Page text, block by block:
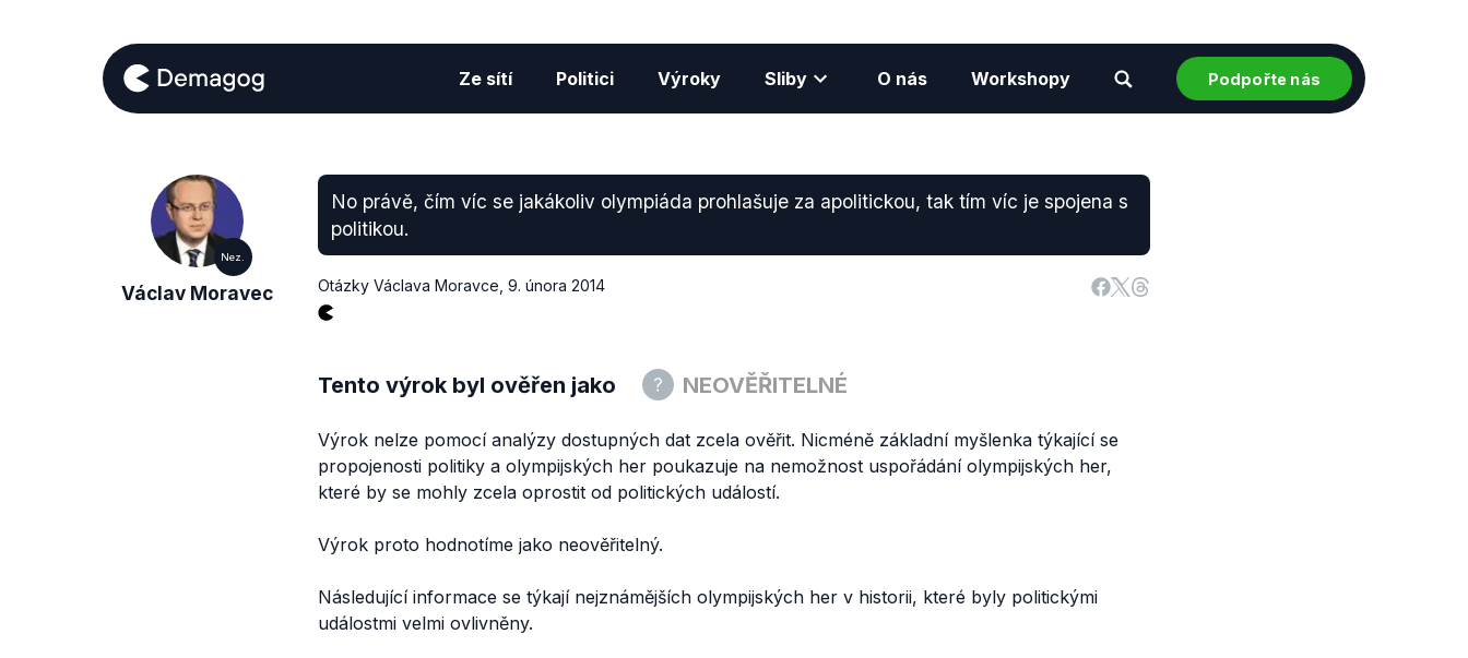
Ze sítí Politici Výroky Sliby O nás Workshopy Podpořte nás
Nez.
Václav Moravec
No právě, čím víc se jakákoliv olympiáda prohlašuje za apolitickou, tak tím víc je spojena s
politikou.
Otázky Václava Moravce 9. února 2014
Tento výrok byl ověřen jako NEOVĚŘITELNÉ
Výrok nelze pomocí analýzy dostupných dat zcela ověřit. Nicméně základní myšlenka týkající se
propojenosti politiky a olympijských her poukazuje na nemožnost uspořádání olympijských her,
které by se mohly zcela oprostit od politických událostí.
Výrok proto hodnotíme jako neověřitelný.
Následující informace se týkají nejznámějších olympijských her v historii, které byly politickými
událostmi velmi ovlivněny.